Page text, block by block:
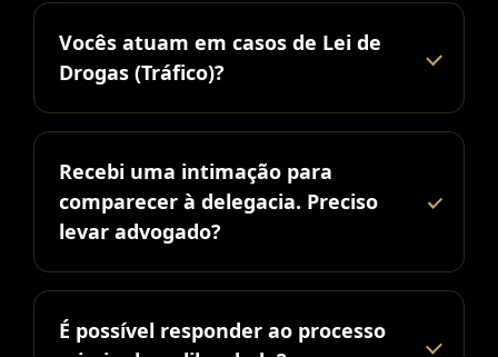
Vocês atuam em casos de Lei de
Drogas (Tráfico)?
Recebi uma intimação para
comparecer à delegacia. Preciso
levar advogado?
É possível responder ao processo